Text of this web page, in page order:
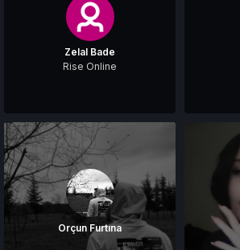
Zelal Bade
Rise Online
Orçun Furtına